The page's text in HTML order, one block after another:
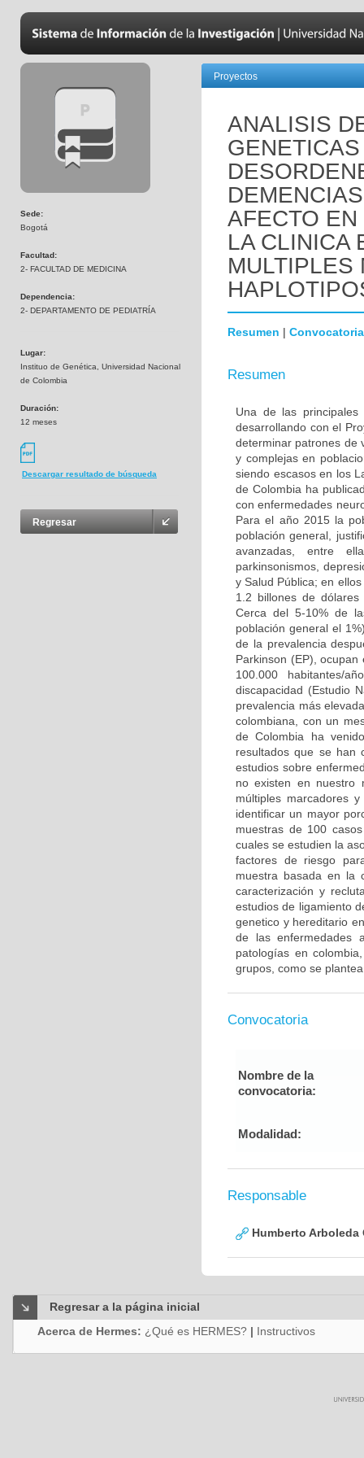
Sede:
Bogotá
Facultad:
2- FACULTAD DE MEDICINA
Dependencia:
2- DEPARTAMENTO DE PEDIATRÍA
Lugar:
Instituo de Genética, Universidad Nacional
de Colombia
Duración:
12 meses
Descargar resultado de búsqueda
Regresar
Proyectos
ANALISIS
AFECTO
LA CLINICA
MULTIPLES
Resumen | Convocatoria
Resumen
Una de las
desarrollando con el
determinar patrones de
y complejas en
siendo escasos en los
de Colombia ha
con enfermedades
Para el año 2015 la
población general,
avanzadas, entre
parkinsonismos,
y Salud Pública; en
1.2 billones de
Cerca del 5-10% de
población general el
de la prevalencia
Parkinson (EP),
100.000 habitantes/
discapacidad (Estudio
prevalencia más
colombiana, con un
de Colombia ha
resultados que se han
estudios sobre
no existen en nuestro
múltiples marcadores
identificar un mayor
muestras de 100
cuales se estudien la
factores de riesgo
muestra basada en la
caracterización y
estudios de ligamiento
genetico y hereditario
de las enfermedades
patologías en
grupos, como se
Convocatoria
Nombre de la
convocatoria:
Modalidad:
Responsable
Humberto Arboleda
Regresar a la página inicial
Acerca de Hermes: ¿Qué es HERMES? | Instructivos